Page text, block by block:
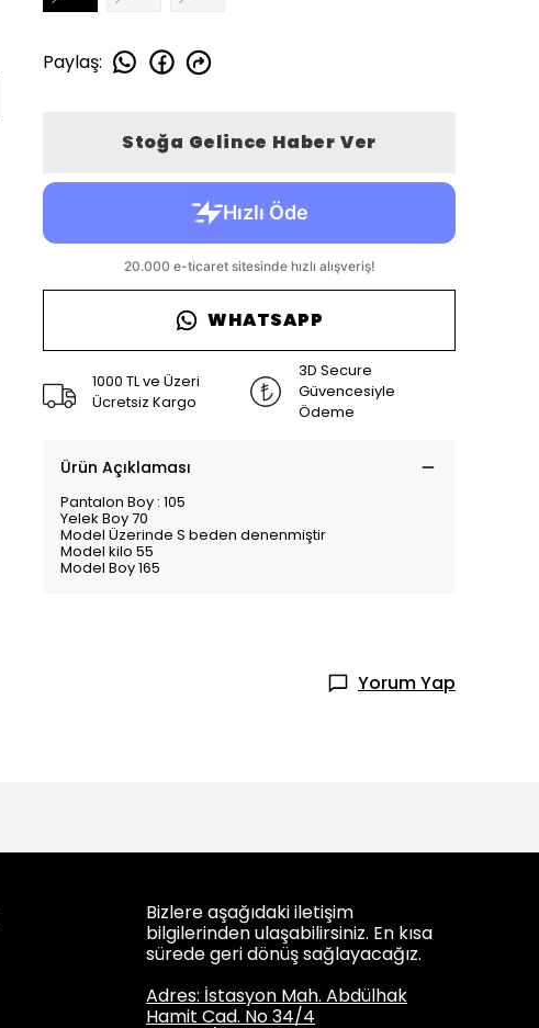
Paylaş:
Stoğa Gelince Haber Ver
WHATSAPP
1000 TL ve Üzeri
Ücretsiz Kargo
3D Secure
Güvencesiyle
Ödeme
Ürün Açıklaması
Pantalon Boy : 105
Yelek Boy 70
Model Üzerinde S beden denenmiştir
Model kilo 55
Model Boy 165
Yorum Yap
Bizlere aşağıdaki iletişim
bilgilerinden ulaşabilirsiniz. En kısa
sürede geri dönüş sağlayacağız.
Adres: İstasyon Mah. Abdülhak
Hamit Cad. No 34/4